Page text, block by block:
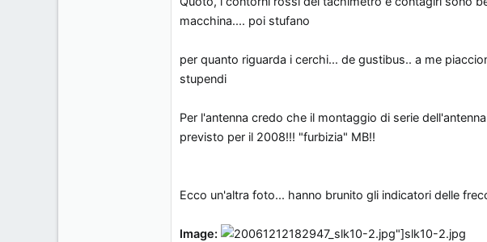
La nuova tinta credo sia un'anticipazione di quella che
metallizzato che avendo le particelle estremamente più
ordini la macchina sei proprio disorientato e non sai se
brancola nel buio [}
macchina.... poi stufano
per quanto riguarda i cerchi... de gustibus.. a me
stupendi
Per l'antenna credo che il montaggio di serie
previsto per il 2008!!! "furbizia" MB!!
Ecco un'altra foto... hanno brunito gli indicatori delle
Image:
slk10-2.jpg